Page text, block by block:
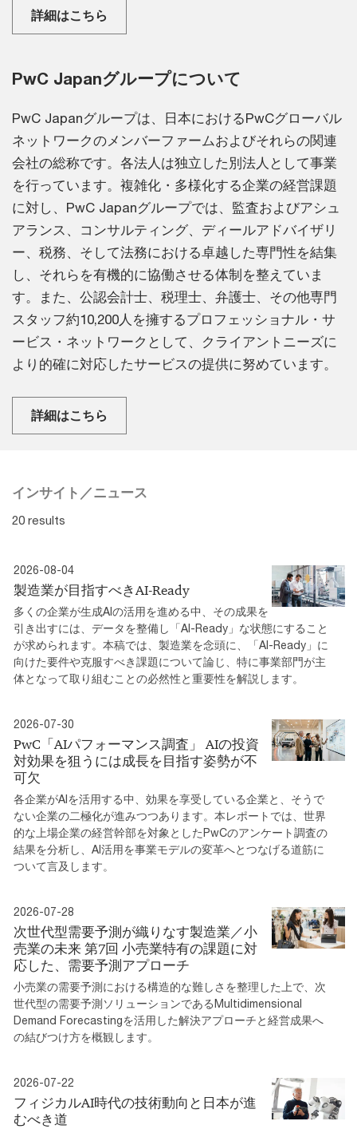
詳細はこちら
PwC Japanグループについて
PwC Japanグループは、日本におけるPwCグローバル
ネットワークのメンバーファームおよびそれらの関連
会社の総称です。各法人は独立した別法人として事業
を行っています。複雑化・多様化する企業の経営課題
に対し、PwC Japanグループでは、監査およびアシュ
アランス、コンサルティング、ディールアドバイザリ
ー、税務、そして法務における卓越した専門性を結集
し、それらを有機的に協働させる体制を整えていま
す。また、公認会計士、税理士、弁護士、その他専門
スタッフ約10,200人を擁するプロフェッショナル・サ
ービス・ネットワークとして、クライアントニーズに
より的確に対応したサービスの提供に努めています。
詳細はこちら
インサイト／ニュース
20 results
2026-08-04
製造業が目指すべきAI-Ready
多くの企業が生成AIの活用を進める中、その成果を
引き出すには、データを整備し「AI-Ready」な状態にすること
が求められます。本稿では、製造業を念頭に、「AI-Ready」に
向けた要件や克服すべき課題について論じ、特に事業部門が主
体となって取り組むことの必然性と重要性を解説します。
2026-07-30
PwC「AIパフォーマンス調査」 AIの投資
対効果を狙うには成長を目指す姿勢が不
可欠
各企業がAIを活用する中、効果を享受している企業と、そうで
ない企業の二極化が進みつつあります。本レポートでは、世界
的な上場企業の経営幹部を対象としたPwCのアンケート調査の
結果を分析し、AI活用を事業モデルの変革へとつなげる道筋に
ついて言及します。
2026-07-28
次世代型需要予測が織りなす製造業／小
売業の未来 第7回 小売業特有の課題に対
応した、需要予測アプローチ
小売業の需要予測における構造的な難しさを整理した上で、次
世代型の需要予測ソリューションであるMultidimensional
Demand Forecastingを活用した解決アプローチと経営成果へ
の結びつけ方を概観します。
2026-07-22
フィジカルAI時代の技術動向と日本が進
むべき道